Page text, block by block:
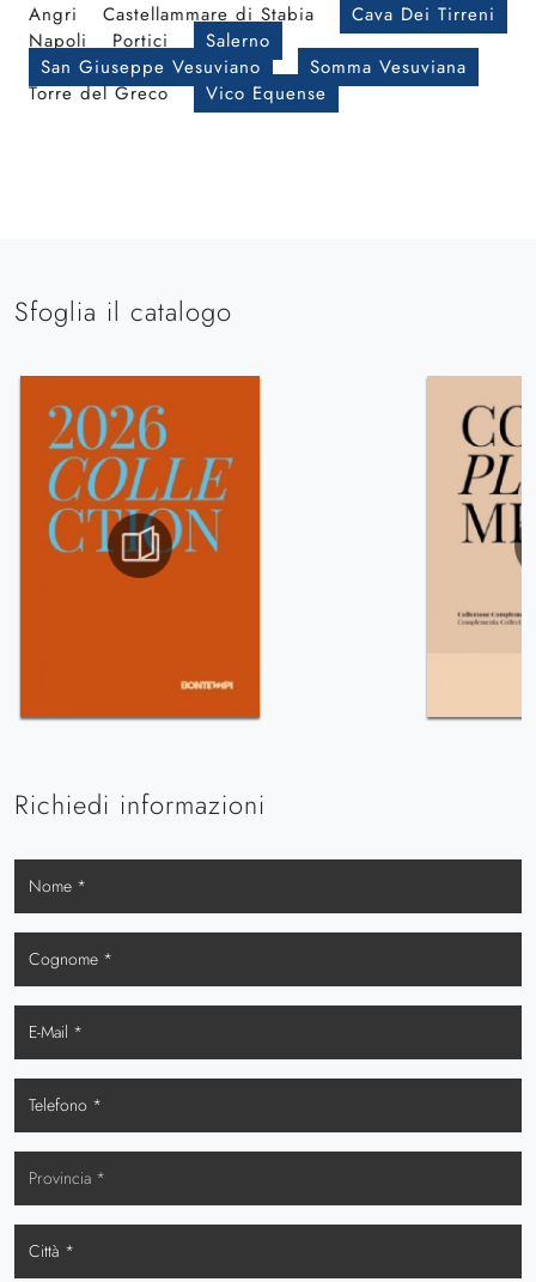
Angri Castellammare di Stabia
Cava Dei Tirreni
Napoli
Portici
Salerno
San Giuseppe Vesuviano
Somma Vesuviana
Torre del Greco
Vico Equense
Sfoglia il catalogo
Richiedi informazioni